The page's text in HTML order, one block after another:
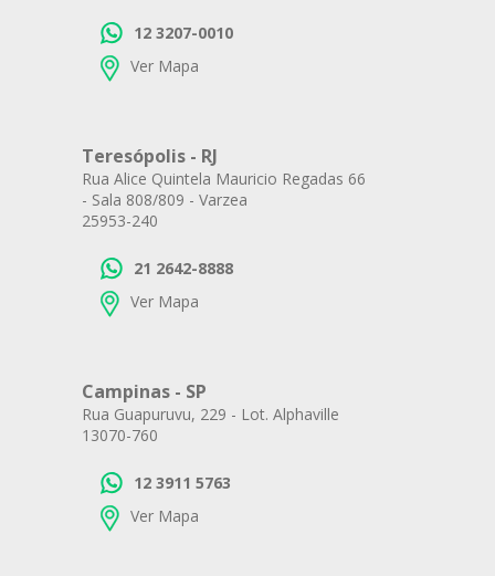
12 3207-0010
Ver Mapa
Teresópolis - RJ
Rua Alice Quintela Mauricio Regadas 66
- Sala 808/809 - Varzea
25953-240
21 2642-8888
Ver Mapa
Campinas - SP
Rua Guapuruvu, 229 - Lot. Alphaville
13070-760
12 3911 5763
Ver Mapa